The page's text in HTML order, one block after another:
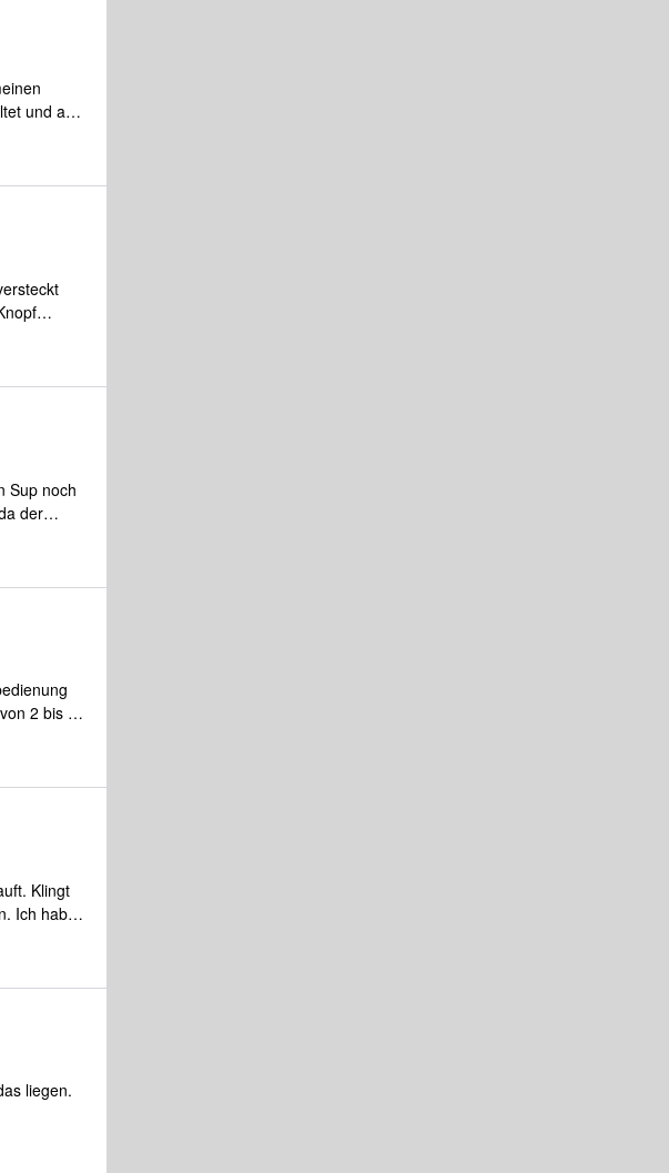
und am
Mit
das
Sup noch
der
2 bis 3
ist
etwas
normal,
Klingt
Ich habe
mir
liegen.